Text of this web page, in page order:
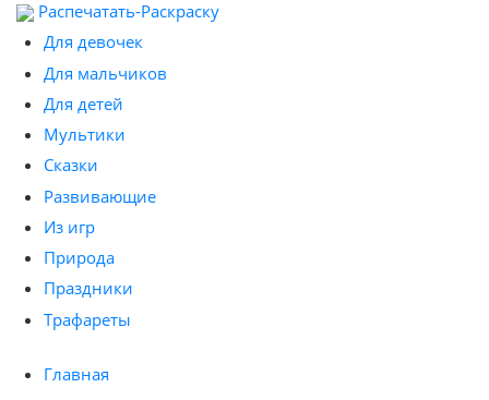
Распечатать-Раскраску
Для девочек
Для мальчиков
Для детей
Мультики
Сказки
Развивающие
Из игр
Природа
Праздники
Трафареты
Главная